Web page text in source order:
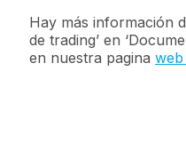
Hay más información
de trading’ en
en nuestra pagina web